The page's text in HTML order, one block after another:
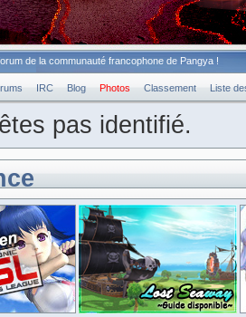
de la communauté francophone de Pangya !
IRC Blog Photos Classement Liste
pas identifié.